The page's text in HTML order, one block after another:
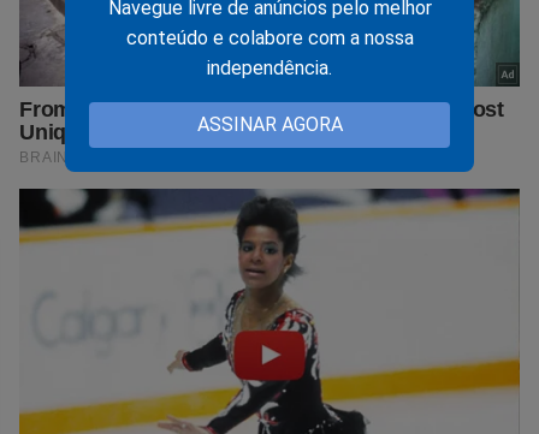
Navegue livre de anúncios pelo melhor
conteúdo e colabore com a nossa
independência.
ASSINAR AGORA